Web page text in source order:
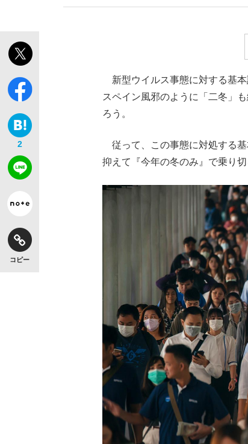
「目標達成できなかったからと言っ
2
コピー
新型ウイルス事態に対する基本
スペイン風邪のように「二冬」
ろう。
従って、この事態に対処する
抑えて『今年の冬のみ』で乗り切